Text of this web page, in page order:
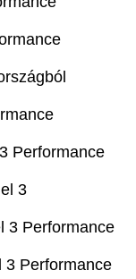
Performance
3
3 Performance
3 Performance